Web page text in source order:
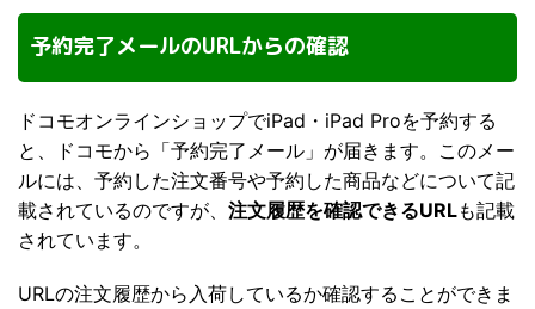
予約完了メールのURLからの確認
ドコモオンラインショップでiPad・iPad Proを予約する
と、ドコモから「予約完了メール」が届きます。このメー
ルには、予約した注文番号や予約した商品などについて記
載されているのですが、 注文履歴を確認できるURLも記載
されています。
URLの注文履歴から入荷しているか確認することができま